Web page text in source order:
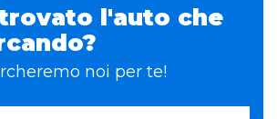
l'auto che
noi per te!